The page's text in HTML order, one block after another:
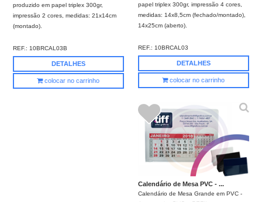
produzido em papel triplex 300gr,
impressão 2 cores, medidas: 21x14cm
(montado).
REF.: 10BRCAL03B
DETALHES
colocar no carrinho
papel triplex 300gr, impressão 4 cores,
medidas: 14x8,5cm (fechado/montado),
14x25cm (aberto).
REF.: 10BRCAL03
DETALHES
colocar no carrinho
Calendário de Mesa PVC - ...
Calendário de Mesa Grande em PVC -